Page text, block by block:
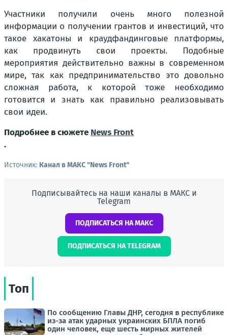
Участники получили очень много полезной
информации о получении грантов и инвестиций, что
такое хакатоны и краудфандинговые платформы,
как продвинуть свои проекты. Подобные
мероприятия действительно важны в современном
мире, так как предпринимательство это довольно
сложная работа, к которой тоже необходимо
готовится и знать как правильно реализовывать
свои идеи.
Подробнее в сюжете News Front
.
Источник: Канал в МАКС "News Front"
Подписывайтесь на наши каналы в МАКС и
Telegram
ПОДПИСАТЬСЯ НА МАКС
ПОДПИСАТЬСЯ НА TELEGRAM
Топ
По сообщению Главы ДНР, сегодня в республике
из-за атак ударных украинских БПЛА погиб
один человек, еще шесть мирных жителей